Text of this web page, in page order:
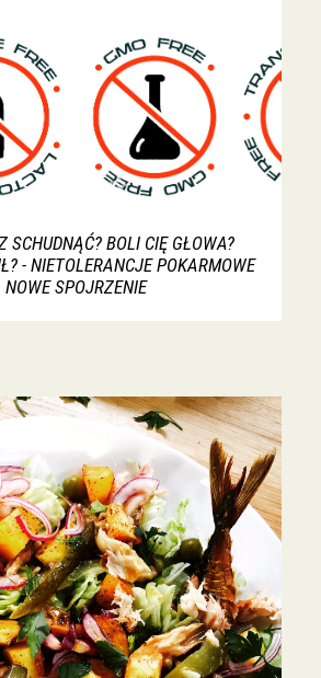
SCHUDNĄĆ? BOLI CIĘ GŁOWA?
- NIETOLERANCJE POKARMOWE
NOWE SPOJRZENIE